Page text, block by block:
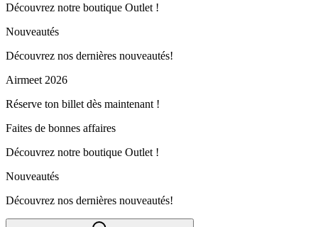
Découvrez notre boutique Outlet !
Nouveautés
Découvrez nos dernières nouveautés!
Airmeet 2026
Réserve ton billet dès maintenant !
Faites de bonnes affaires
Découvrez notre boutique Outlet !
Nouveautés
Découvrez nos dernières nouveautés!